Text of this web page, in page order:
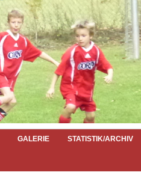
GALERIE STATISTIK/ARCHIV